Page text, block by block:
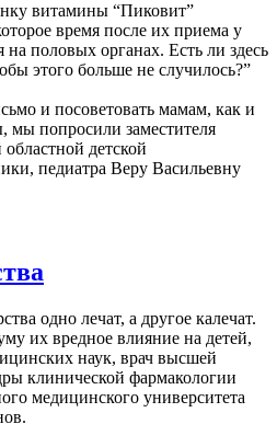
витамины “Пиковит”
время после их приема у
на половых органах. Есть ли здесь
этого больше не случилось?”
и посоветовать мамам, как и
мы попросили заместителя
детской
педиатра Веру Васильевну
одно лечат, а другое калечат.
их вредное влияние на детей,
наук, врач высшей
клинической фармакологии
медицинского университета